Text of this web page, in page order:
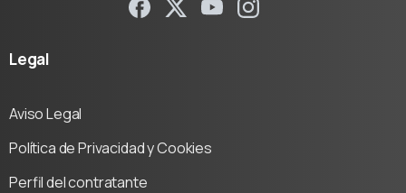
Legal
Aviso Legal
Política de Privacidad y Cookies
Perfil del contratante